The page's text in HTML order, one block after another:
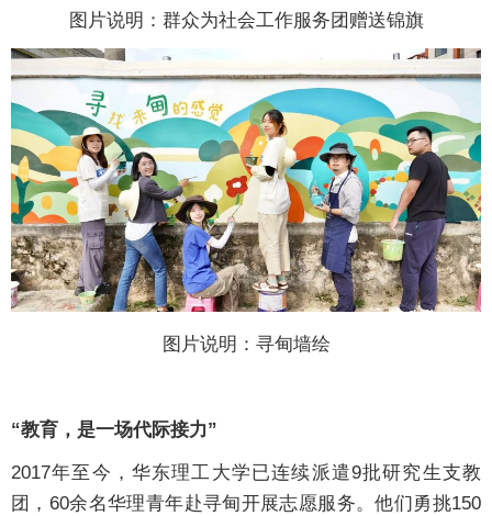
图片说明：群众为社会工作服务团赠送锦旗
图片说明：寻甸墙绘
“教育，是一场代际接力”
2017年至今，华东理工大学已连续派遣9批研究生支教
团，60余名华理青年赴寻甸开展志愿服务。他们勇挑150